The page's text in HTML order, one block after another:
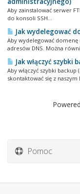
Aby zainstalować serwer
do konsoli SSH...
Jak wydelegować
Aby wydelegować domenę
adresów DNS. Można
Jak włączyć szybki
Aby włączyć szybki
skontaktować się z naszym
Pomoc